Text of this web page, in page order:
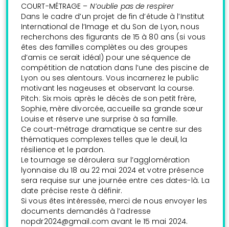
COURT-MÉTRAGE – N’oublie pas de respirer
Dans le cadre d’un projet de fin d’étude à l’Institut
International de l’Image et du Son de Lyon, nous
recherchons des figurants de 15 à 80 ans (si vous
êtes des familles complètes ou des groupes
d’amis ce serait idéal) pour une séquence de
compétition de natation dans l’une des piscine de
Lyon ou ses alentours. Vous incarnerez le public
motivant les nageuses et observant la course.
Pitch: Six mois après le décès de son petit frère,
Sophie, mère divorcée, accueille sa grande sœur
Louise et réserve une surprise à sa famille.
Ce court-métrage dramatique se centre sur des
thématiques complexes telles que le deuil, la
résilience et le pardon.
Le tournage se déroulera sur l’agglomération
lyonnaise du 18 au 22 mai 2024 et votre présence
sera requise sur une journée entre ces dates-là. La
date précise reste à définir.
Si vous êtes intéressée, merci de nous envoyer les
documents demandés à l’adresse
nopdr2024@gmail.com avant le 15 mai 2024.